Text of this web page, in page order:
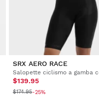
SRX AERO RACE
Salopette ciclismo a gamba
$139.95
$174.95-25%